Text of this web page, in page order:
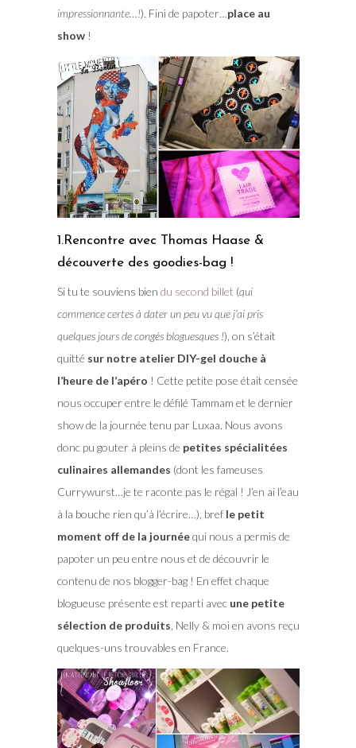
impressionnante…!). Fini de papoter…place au
show!
1.Rencontre avec Thomas Haase &
découverte des goodies-bag !
Si tu te souviens bien du second billet (qui
commence certes à dater un peu vu que j’ai pris
quelques jours de congés bloguesques !), on s’était
quitté sur notre atelier DIY-gel douche à
l’heure de l’apéro ! Cette petite pose était censée
nous occuper entre le défilé Tammam et le dernier
show de la journée tenu par Luxaa. Nous avons
donc pu gouter à pleins de petites spécialitées
culinaires allemandes (dont les fameuses
Currywurst…je te raconte pas le régal ! J’en ai l’eau
à la bouche rien qu’à l’écrire…), bref le petit
moment off de la journéequi nous a permis de
papoter un peu entre nous et de découvrir le
contenu de nos blogger-bag ! En effet chaque
blogueuse présente est reparti avec une petite
sélection de produits , Nelly & moi en avons reçu
quelques-uns trouvables en France.